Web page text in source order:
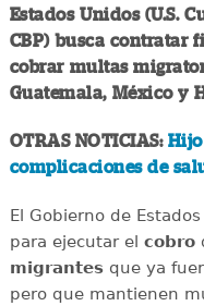
Estados Unidos (U.S.
CBP) busca contratar
cobrar multas
Guatemala, México y
OTRAS NOTICIAS:Hijo
complicaciones de
El Gobierno de
para ejecutar el cobro
migrantesque ya
pero que mantienen